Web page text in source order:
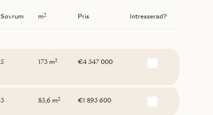
Sovrum m2 Pris Intresserad?
5 173 m2 €4 347 000
3 83,6 m2 €1 893 600